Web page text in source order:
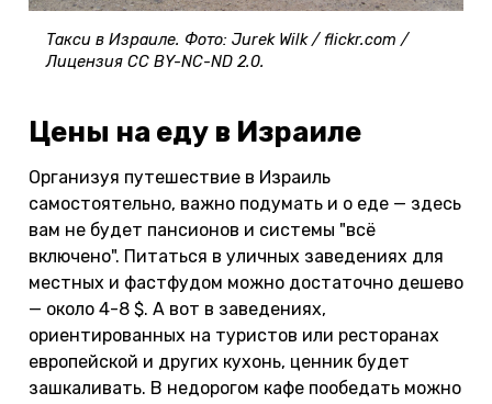
Такси в Израиле. Фото: Jurek Wilk / flickr.com /
Лицензия CC BY-NC-ND 2.0.
Цены на еду в Израиле
Организуя путешествие в Израиль
самостоятельно, важно подумать и о еде — здесь
вам не будет пансионов и системы "всё
включено". Питаться в уличных заведениях для
местных и фастфудом можно достаточно дешево
— около 4-8 $. А вот в заведениях,
ориентированных на туристов или ресторанах
европейской и других кухонь, ценник будет
зашкаливать. В недорогом кафе пообедать можно